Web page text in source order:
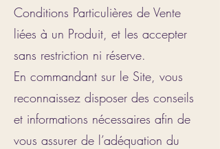
Conditions Particulières de Vente
liées à un Produit, et les accepter
sans restriction ni réserve.
En commandant sur le Site, vous
reconnaissez disposer des conseils
et informations nécessaires afin de
vous assurer de l’adéquation du